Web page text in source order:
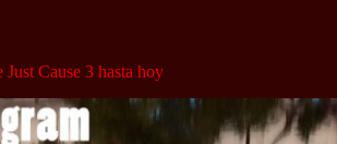
Cause 3 hasta hoy